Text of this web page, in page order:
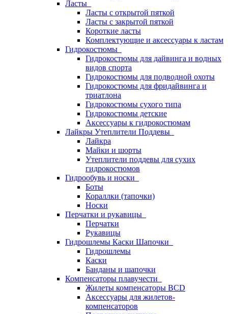
Ласты
Ласты с открытой пяткой
Ласты с закрытой пяткой
Короткие ласты
Комплектующие и аксессуары к ластам
Гидрокостюмы
Гидрокостюмы для дайвинга и водных
видов спорта
Гидрокостюмы для подводной охоты
Гидрокостюмы для фридайвинга и
триатлона
Гидрокостюмы сухого типа
Гидрокостюмы детские
Аксессуары к гидрокостюмам
Лайкры Утеплители Поддевы
Лайкра
Майки и шорты
Утеплители поддевы для сухих
гидрокостюмов
Гидрообувь и носки
Боты
Кораллки (тапочки)
Носки
Перчатки и рукавицы
Перчатки
Рукавицы
Гидрошлемы Каски Шапочки
Гидрошлемы
Каски
Банданы и шапочки
Компенсаторы плавучести
Жилеты компенсаторы BCD
Аксессуары для жилетов-
компенсаторов